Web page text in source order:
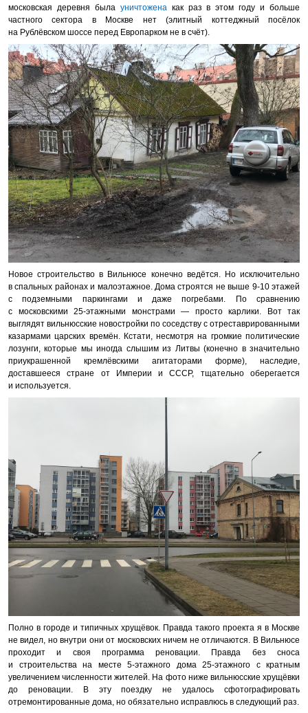
московская деревня была уничтожена как раз в этом году и больше
частного сектора в Москве нет (элитный коттеджный посёлок
на Рублёвском шоссе перед Европарком не в счёт).
Новое строительство в Вильнюсе конечно ведётся. Но исключительно
в спальных районах и малоэтажное. Дома строятся не выше 9-10 этажей
с подземными паркингами и даже погребами. По сравнению
с московскими 25-этажными монстрами — просто карлики. Вот так
выглядят вильнюсские новостройки по соседству с отреставрированными
казармами царских времён. Кстати, несмотря на громкие политические
лозунги, которые мы иногда слышим из Литвы (конечно в значительно
приукрашенной кремлёвскими агитаторами форме), наследие,
доставшееся стране от Империи и СССР, тщательно оберегается
и используется.
Полно в городе и типичных хрущёвок. Правда такого проекта я в Москве
не видел, но внутри они от московских ничем не отличаются. В Вильнюсе
проходит и своя программа реновации. Правда без сноса
и строительства на месте 5-этажного дома 25-этажного с кратным
увеличением численности жителей. На фото ниже вильнюсские хрущёвки
до реновации. В эту поездку не удалось сфотографировать
отремонтированные дома, но обязательно исправлюсь в следующий раз.